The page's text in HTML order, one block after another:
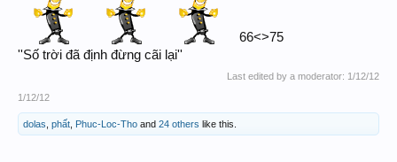
66<>75
''Số trời đã định đừng cãi lại''
Last edited by a moderator: 1/12/12
1/12/12
dolas phất Phuc-Loc-Tho and 24 others like this.